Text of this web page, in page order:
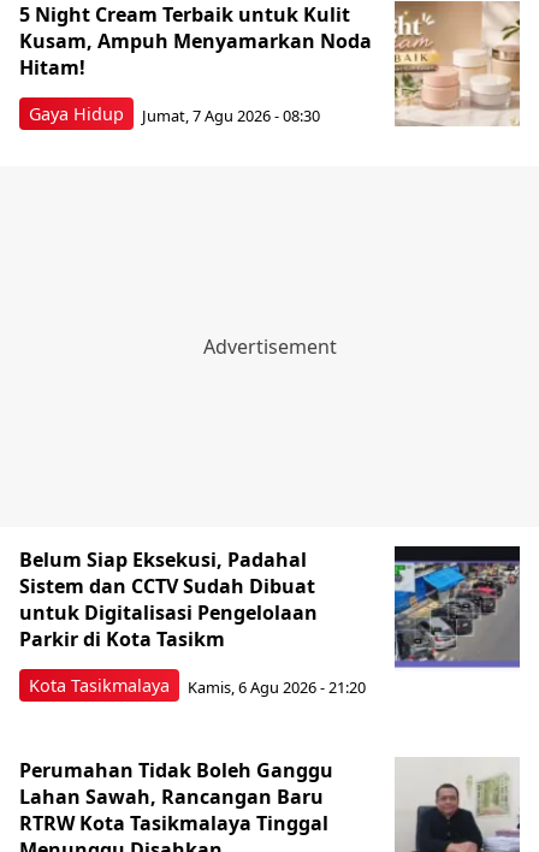
Gaya Hidup
5 Night Cream Terbaik untuk Kulit
Kusam, Ampuh Menyamarkan Noda
Hitam!
Jumat, 7 Agu 2026 - 08:30
Kota Tasikmalaya
Belum Siap Eksekusi, Padahal
Sistem dan CCTV Sudah Dibuat
untuk Digitalisasi Pengelolaan
Parkir di Kota Tasikm
Kamis, 6 Agu 2026 - 21:20
Perumahan Tidak Boleh Ganggu
Lahan Sawah, Rancangan Baru
RTRW Kota Tasikmalaya Tinggal